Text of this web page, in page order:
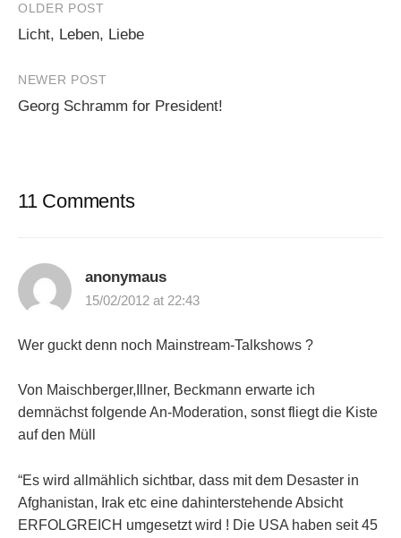
Post
navigation
OLDER POST
Licht, Leben, Liebe
NEWER POST
Georg Schramm for President!
11 Comments
anonymaus
15/02/2012 at 22:43
Wer guckt denn noch Mainstream-Talkshows ?
Von Maischberger,Illner, Beckmann erwarte ich
demnächst folgende An-Moderation, sonst fliegt die Kiste
auf den Müll
“Es wird allmählich sichtbar, dass mit dem Desaster in
Afghanistan, Irak etc eine dahinterstehende Absicht
ERFOLGREICH umgesetzt wird ! Die USA haben seit 45